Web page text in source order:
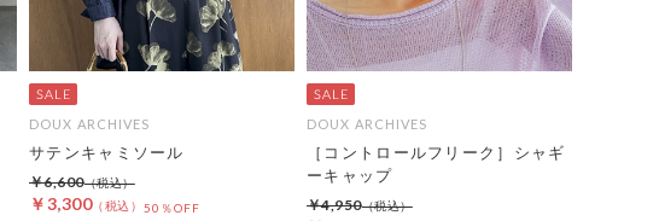
DOUX ARCHIVES
サテンキャミソール
￥3,300 50％OFF
￥6,600
DOUX ARCHIVES
［コントロールフリーク］シャギ
ーキャップ
￥4,950